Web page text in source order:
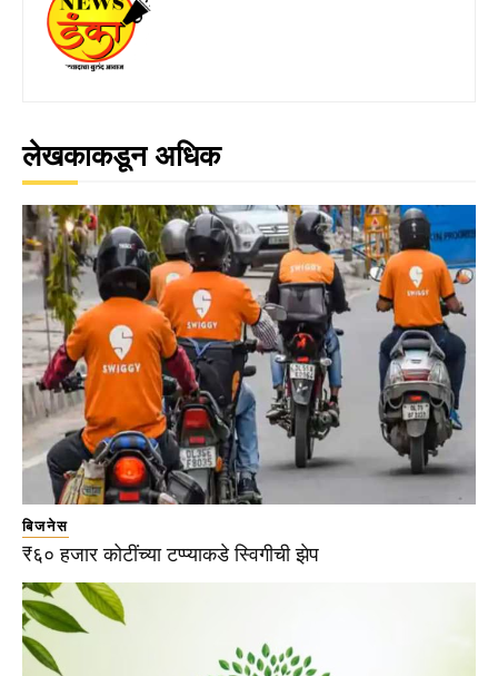
लेखकाकडून अधिक
बिजनेस
₹६० हजार कोटींच्या टप्प्याकडे स्विगीची झेप